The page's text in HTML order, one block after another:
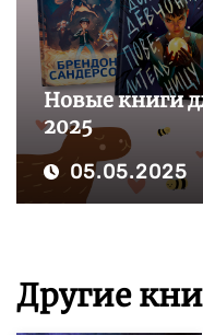
Новые книги
2025
05.05.2025
Другие